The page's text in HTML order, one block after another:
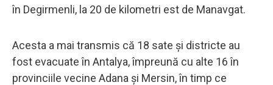
în Degirmenli, la 20 de kilometri est de Manavgat.
Acesta a mai transmis că 18 sate și districte au
fost evacuate în Antalya, împreună cu alte 16 în
provinciile vecine Adana și Mersin, în timp ce